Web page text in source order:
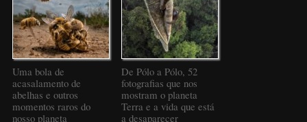
Uma bola de
acasalamento de
abelhas e outros
momentos raros do
nosso planeta
De Pólo a Pólo, 52
fotografias que nos
mostram o planeta
Terra e a vida que está
a desaparecer